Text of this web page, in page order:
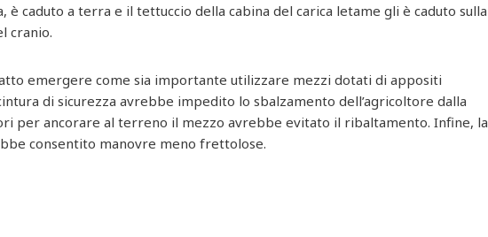
è caduto a terra e il tettuccio della cabina del carica letame gli è caduto sulla
cranio.
emergere come sia importante utilizzare mezzi dotati di appositi
di sicurezza avrebbe impedito lo sbalzamento dell’agricoltore dalla
per ancorare al terreno il mezzo avrebbe evitato il ribaltamento. Infine, la
consentito manovre meno frettolose.